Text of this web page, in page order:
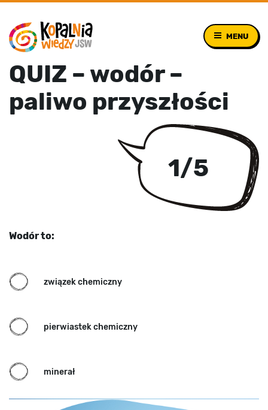
MENU
QUIZ – wodór –
paliwo przyszłości
1/5
Wodór to:
związek chemiczny
pierwiastek chemiczny
minerał